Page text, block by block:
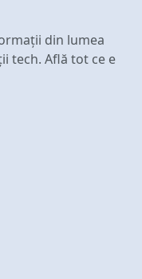
din lumea
tech. Află tot ce e